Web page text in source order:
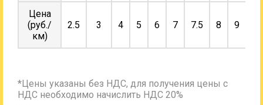
Цена
(руб./
км)
2.5 3 4 5 6 7 7.5 8 9
*Цены указаны без НДС, для получения цены с
НДС необходимо начислить НДС 20%